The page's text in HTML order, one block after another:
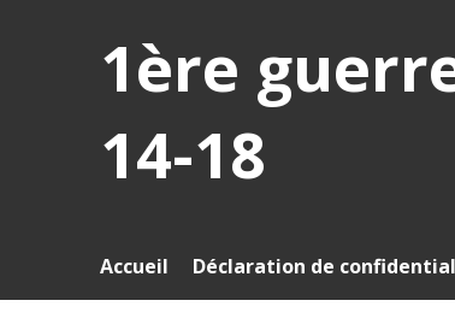
1ère
14-18
Accueil Déclaration de